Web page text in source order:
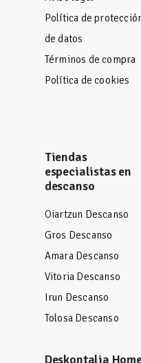
Política de
de datos
Términos de compra
Política de cookies
Tiendas
especialistas en
descanso
Oiartzun Descanso
Gros Descanso
Amara Descanso
Vitoria Descanso
Irun Descanso
Tolosa Descanso
Deskontalia